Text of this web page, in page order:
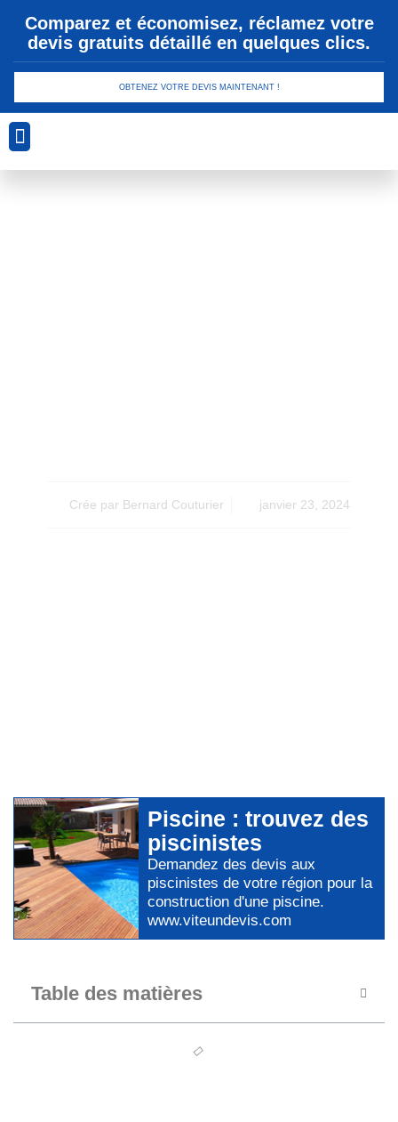
Comparez et économisez, réclamez votre
devis gratuits détaillé en quelques clics.
OBTENEZ VOTRE DEVIS MAINTENANT !
Crée par Bernard Couturier janvier 23, 2024
Piscine : trouvez des
piscinistes
Demandez des devis aux
piscinistes de votre région pour la
construction d'une piscine.
www.viteundevis.com
Table des matières